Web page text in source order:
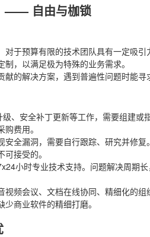
—— 自由与枷锁
于预算有限的技术团队具有一定吸引
，以满足极为特殊的业务需求。
的解决方案，遇到普遍性问题时能寻
、安全补丁更新等工作，需要组建或
费用。
全漏洞，需要自行跟踪、研究并修复
接受的。
小时专业技术支持。问题解决周期
频会议、文档在线协同、精细化的组
商业软件的精细打磨。